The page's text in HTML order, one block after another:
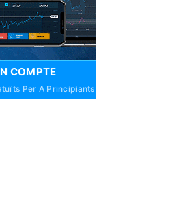
COMPTE
Per A Principiants